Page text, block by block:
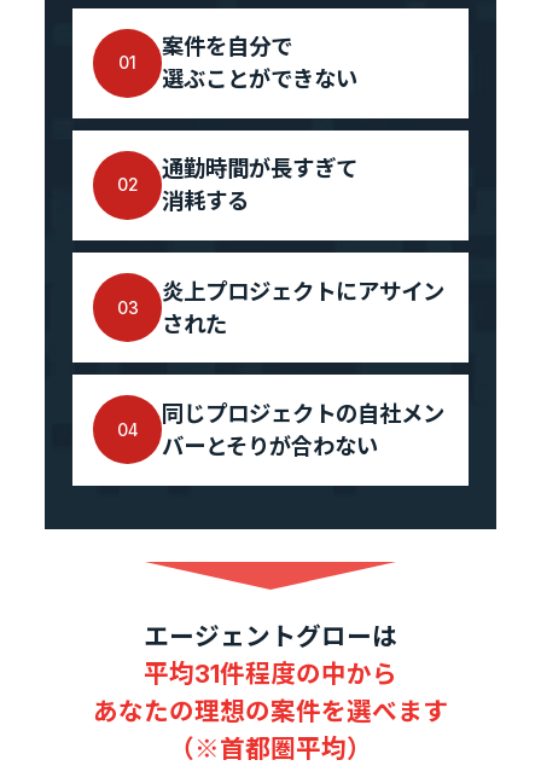
お問い合わせ
暴力団等反社会的勢力排除宣言
プライバシーポリシー
情報セキュリティ基本方針
カジュアル面談
フォームへ
エントリーへ
CEO Blog
河井智也note (社長ブログ)
01
案件を自分で
選ぶことができない
02
通勤時間が長すぎて
消耗する
03
炎上プロジェクトにアサイン
された
04
同じプロジェクトの自社メン
バーとそりが合わない
エージェントグローは
平均31件程度の中から
あなたの理想の案件を選べます
（※首都圏平均）